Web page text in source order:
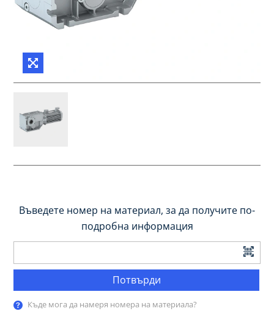
Въведете номер на материал, за да получите по-
подробна информация
Потвърди
Къде мога да намеря номера на материала?